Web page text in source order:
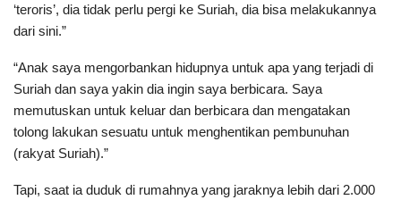
‘teroris’, dia tidak perlu pergi ke Suriah, dia bisa melakukannya
dari sini.”
“Anak saya mengorbankan hidupnya untuk apa yang terjadi di
Suriah dan saya yakin dia ingin saya berbicara. Saya
memutuskan untuk keluar dan berbicara dan mengatakan
tolong lakukan sesuatu untuk menghentikan pembunuhan
(rakyat Suriah).”
Tapi, saat ia duduk di rumahnya yang jaraknya lebih dari 2.000